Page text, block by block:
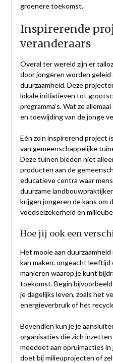
groenere toekomst.
Inspirerende
veranderaars
Overal ter wereld zijn er
door jongeren worden geleid
duurzaamheid. Deze
lokale initiatieven tot
programma’s. Wat ze
en toewijding van de jonge
Eén zo’n inspirerend project
van gemeenschappelijke
Deze tuinen bieden niet
producten aan de
educatieve centra waar
duurzame
krijgen jongeren de kans om
voedselzekerheid en
Hoe jij ook een
Het mooie aan
kan maken, ongeacht
manieren waarop je kunt
toekomst. Begin
je dagelijks leven, zoals het
energieverbruik of het
Bovendien kun je je
organisaties die zich
meedoet aan opruimacties
doet bij milieuprojecten of